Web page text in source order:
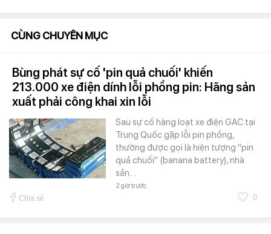
CÙNG CHUYÊN MỤC
Bùng phát sự cố 'pin quả chuối' khiến
213.000 xe điện dính lỗi phồng pin: Hãng sản
xuất phải công khai xin lỗi
Sau sự cố hàng loạt xe điện GAC tại
Trung Quốc gặp lỗi pin phồng,
thường được gọi là hiện tượng "pin
quả chuối" (banana battery), nhà
sản…
2 giờ trước
Chia sẻ 0